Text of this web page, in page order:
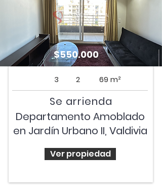
$550.000
3 2 69 m²
Se arrienda
Departamento Amoblado
en Jardín Urbano II, Valdivia
Ver propiedad